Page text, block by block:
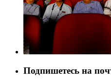
Подпишетесь на